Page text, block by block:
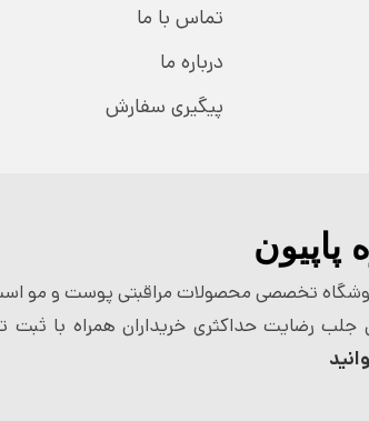
تماس با ما
درباره ما
پیگیری سفارش
پاپیون
تخصصی محصولات مراقبتی پوست و مو
جلب رضایت حداکثری خریداران همراه با